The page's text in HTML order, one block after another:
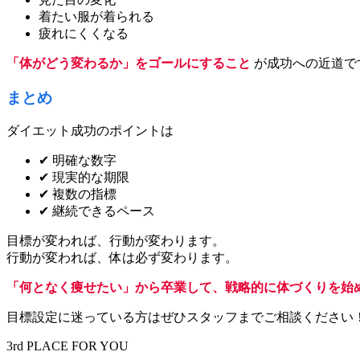
着たい服が着られる
疲れにくくなる
「体がどう変わるか」をゴールにすること が成功への近道で
まとめ
ダイエット成功のポイントは
✔ 明確な数字
✔ 現実的な期限
✔ 複数の指標
✔ 継続できるペース
目標が変われば、行動が変わります。
行動が変われば、体は必ず変わります。
「何となく痩せたい」から卒業して、戦略的に体づくりを始
目標設定に迷っている方はぜひスタッフまでご相談ください！
3rd PLACE FOR YOU